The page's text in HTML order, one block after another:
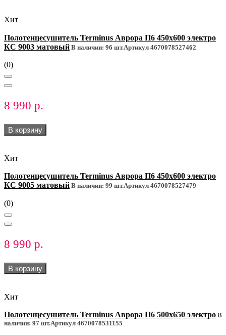
Хит
Полотенцесушитель Terminus Аврора П6 450х600 электро
КС 9003 матовый В наличии: 96 шт.Артикул 4670078527462
(0)
8 990 р.
В корзину
Хит
Полотенцесушитель Terminus Аврора П6 450х600 электро
КС 9005 матовый В наличии: 99 шт.Артикул 4670078527479
(0)
8 990 р.
В корзину
Хит
Полотенцесушитель Terminus Аврора П6 500х650 электро В
наличии: 97 шт.Артикул 4670078531155